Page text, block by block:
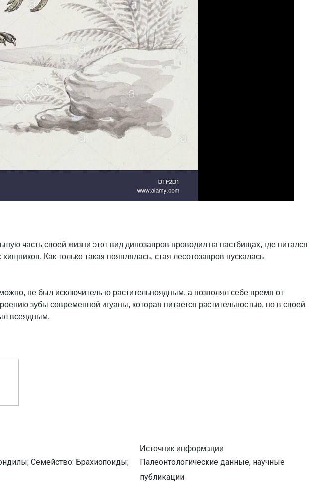
часть своей жизни этот вид динозавров проводил на пастбищах, где питался
Как только такая появлялась, стая лесотозавров пускалась
не был исключительно растительноядным, а позволял себе время от
зубы современной игуаны, которая питается растительностью, но в своей
всеядным.
Источник информации
Семейство: Брахиопоиды;
Палеонтологические данные, научные
публикации